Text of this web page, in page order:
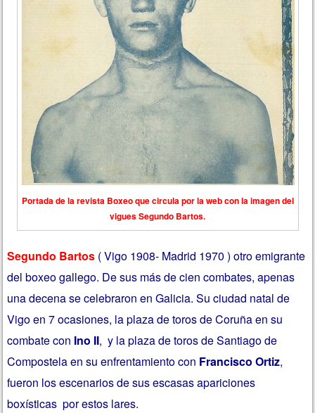
Portada de la revista Boxeo que circula por la web con la imagen del
vigues Segundo Bartos.
Segundo Bartos ( Vigo 1908- Madrid 1970 ) otro emigrante
del boxeo gallego. De sus más de cien combates, apenas
una decena se celebraron en Galicia. Su ciudad natal de
Vigo en 7 ocasiones, la plaza de toros de Coruña en su
combate con Ino II, y la plaza de toros de Santiago de
Compostela en su enfrentamiento con Francisco Ortiz,
fueron los escenarios de sus escasas apariciones
boxísticas por estos lares.